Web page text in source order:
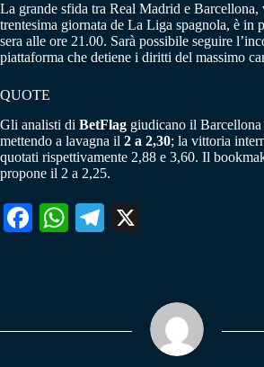
La grande sfida tra Real Madrid e Barcellona,
trentesima giornata de La Liga spagnola, è in
sera alle ore 21.00. Sarà possibile seguire
piattaforma che detiene i diritti del massimo
QUOTE
Gli analisti di BetFlag giudicano il
mettendo a lavagna il 2 a 2,30; la vittoria
quotati rispettivamente 2,88 e 3,60. Il
propone il 2 a 2,25.
Fa W
pp
Te
m